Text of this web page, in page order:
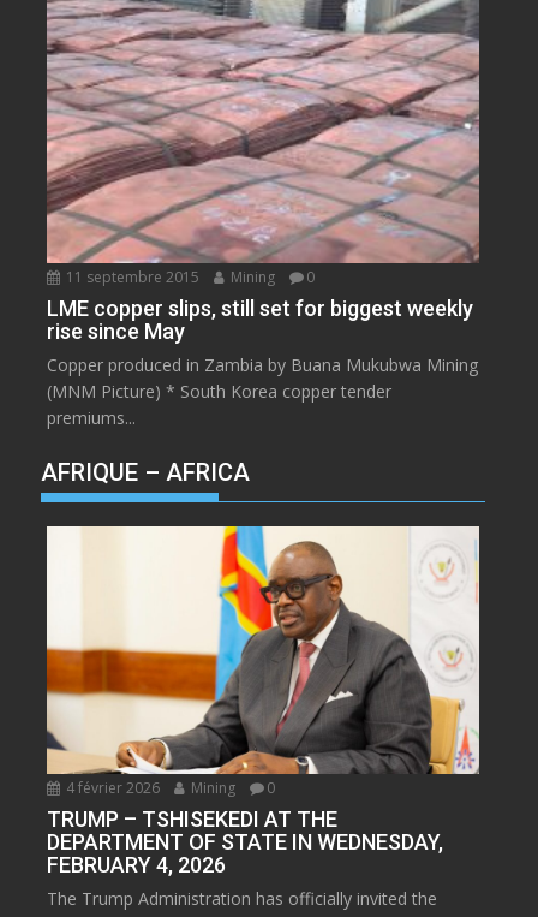
11 septembre 2015 Mining 0
LME copper slips, still set for biggest weekly
rise since May
Copper produced in Zambia by Buana Mukubwa Mining
(MNM Picture) * South Korea copper tender
premiums...
AFRIQUE – AFRICA
4 février 2026 Mining 0
TRUMP – TSHISEKEDI AT THE
DEPARTMENT OF STATE IN WEDNESDAY,
FEBRUARY 4, 2026
The Trump Administration has officially invited the